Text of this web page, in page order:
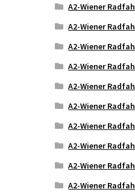
A2-Wiener
A2-Wiener
A2-Wiener
A2-Wiener
A2-Wiener
A2-Wiener
A2-Wiener
A2-Wiener
A2-Wiener
A2-Wiener